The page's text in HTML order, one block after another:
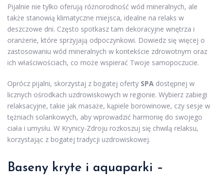
Pijalnie nie tylko oferują różnorodność wód mineralnych, ale
także stanowią klimatyczne miejsca, idealne na relaks w
deszczowe dni. Często spotkasz tam dekoracyjne wnętrza i
oranżerie, które sprzyjają odpoczynkowi. Dowiedz się więcej o
zastosowaniu wód mineralnych w kontekście zdrowotnym oraz
ich właściwościach, co może wspierać Twoje samopoczucie.
Oprócz pijalni, skorzystaj z bogatej oferty SPA dostępnej w
licznych ośrodkach uzdrowiskowych w regionie. Wybierz zabiegi
relaksacyjne, takie jak masaże, kąpiele borowinowe, czy sesje w
tężniach solankowych, aby wprowadzić harmonię do swojego
ciała i umysłu. W Krynicy-Zdroju rozkoszuj się chwilą relaksu,
korzystając z bogatej tradycji uzdrowiskowej.
Baseny kryte i aquaparki –